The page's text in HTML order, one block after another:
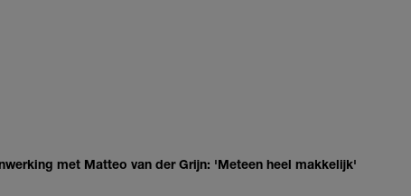
met Matteo van der Grijn: 'Meteen heel makkelijk'